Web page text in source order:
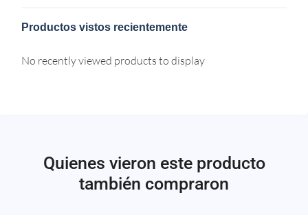
Productos vistos recientemente
No recently viewed products to display
Quienes vieron este producto
también compraron